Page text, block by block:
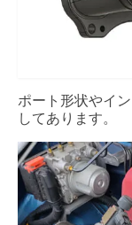
ポート形状やイ
してあります。